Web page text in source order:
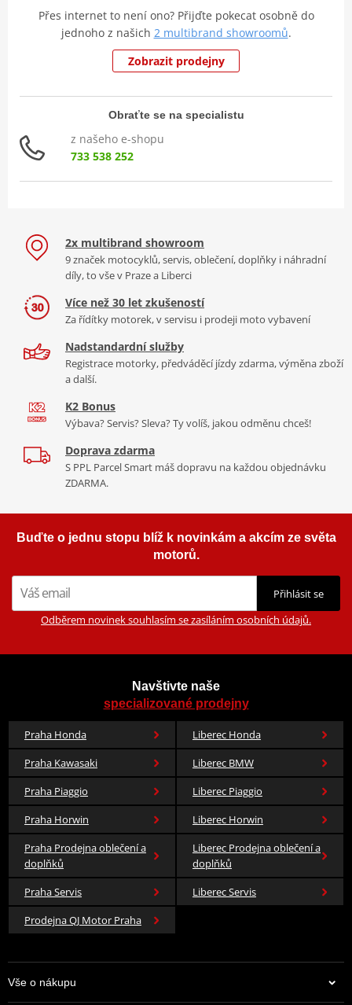
Přes internet to není ono? Přijďte pokecat osobně do
jednoho z našich 2 multibrand showroomů.
Zobrazit prodejny
Obraťte se na specialistu
z našeho e-shopu
733 538 252
2x multibrand showroom
9 značek motocyklů, servis, oblečení, doplňky i náhradní
díly, to vše v Praze a Liberci
Více než 30 let zkušeností
Za řídítky motorek, v servisu i prodeji moto vybavení
Nadstandardní služby
Registrace motorky, předváděcí jízdy zdarma, výměna zboží
a další.
K2 Bonus
Výbava? Servis? Sleva? Ty volíš, jakou odměnu chceš!
Doprava zdarma
S PPL Parcel Smart máš dopravu na každou objednávku
ZDARMA.
Buďte o jednu stopu blíž k novinkám a akcím ze světa
motorů.
Přihlásit se
Odběrem novinek souhlasím se zasíláním osobních údajů.
Navštivte naše
specializované prodejny
Praha Honda
Liberec Honda
Praha Kawasaki
Liberec BMW
Praha Piaggio
Liberec Piaggio
Praha Horwin
Liberec Horwin
Praha Prodejna oblečení a
doplňků
Liberec Prodejna oblečení a
doplňků
Praha Servis
Liberec Servis
Prodejna QJ Motor Praha
Vše o nákupu